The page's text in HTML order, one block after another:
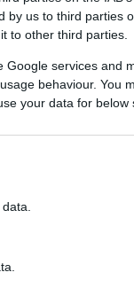
by us to third parties
to other third parties.
services and
behaviour. You
your data for below